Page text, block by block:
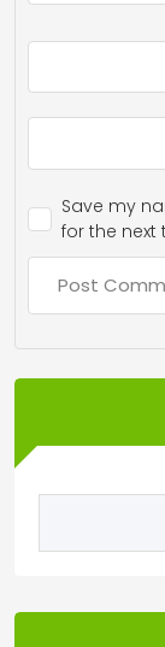
Save my
for the next